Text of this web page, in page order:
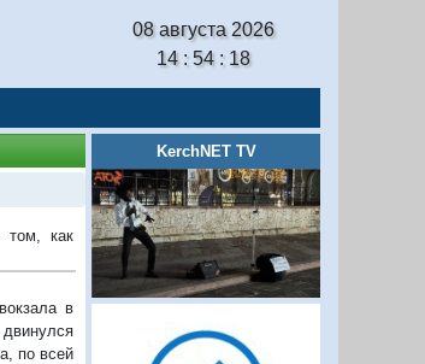
08 августа 2026
14 : 54 : 19
том, как
в
по всей
KerchNET TV